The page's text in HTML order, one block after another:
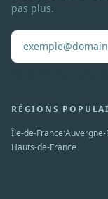
pas plus.
RÉGIONS
Île-de-France·Auvergne-
Hauts-de-France